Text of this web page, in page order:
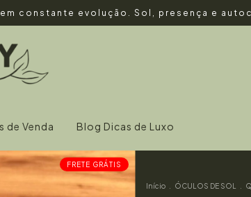
constante evolução. Sol, presença e
de Venda Blog Dicas de Luxo
FRETE GRÁTIS
Início ÓCULOS DE SOL